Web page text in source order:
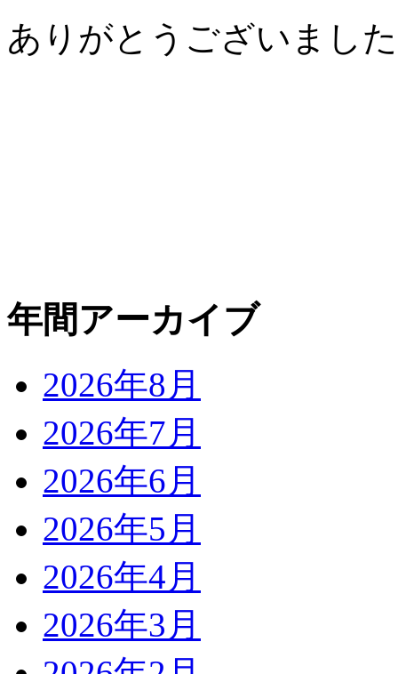
ありがとうございまし
年間アーカイブ
2026年8月
2026年7月
2026年6月
2026年5月
2026年4月
2026年3月